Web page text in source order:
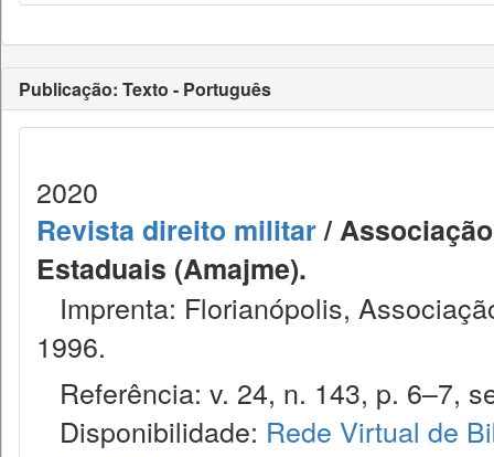
Publicação: Texto - Português
2020
Revista direito militar/
Estaduais (Amajme).
Imprenta: Florianópolis,
1996.
Referência: v. 24, n. 143, p. 6–7,
Disponibilidade: Rede Virtual de